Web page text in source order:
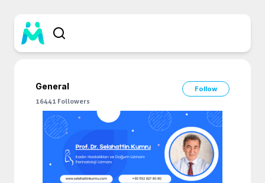
General
Follow
16441 Followers